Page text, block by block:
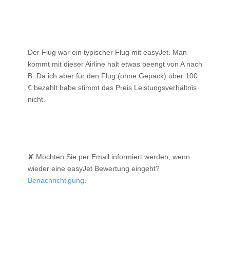
Der Flug war ein typischer Flug mit easyJet. Man
kommt mit dieser Airline halt etwas beengt von A nach
B. Da ich aber für den Flug (ohne Gepäck) über 100
€ bezahlt habe stimmt das Preis Leistungsverhältnis
nicht.
✘ Möchten Sie per Email informiert werden, wenn
wieder eine easyJet Bewertung eingeht?
Benachrichtigung